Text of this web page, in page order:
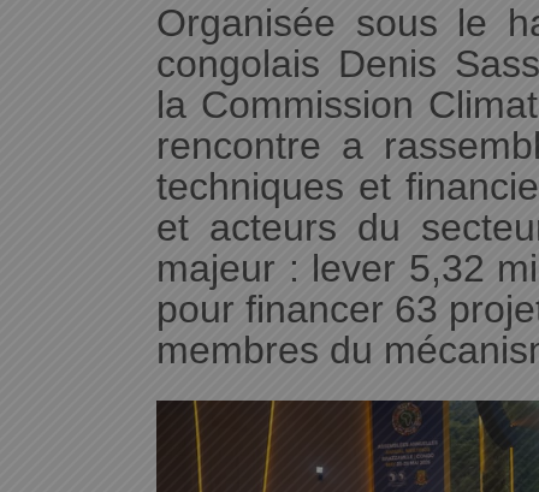
Organisée sous le
congolais Denis
la Commission
rencontre a
techniques et
et acteurs du
majeur : lever 5,32
pour financer 63
membres du